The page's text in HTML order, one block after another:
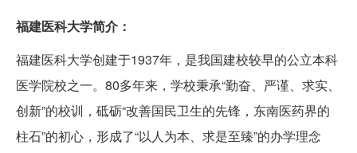
福建医科大学简介：
福建医科大学创建于1937年，是我国建校较早的公立本科
医学院校之一。80多年来，学校秉承“勤奋、严谨、求实、
创新”的校训，砥砺“改善国民卫生的先锋，东南医药界的
柱石”的初心，形成了“以人为本、求是至臻”的办学理念